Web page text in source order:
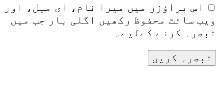
اس براؤزر میں میرا نام، ای میل، اور
ویب سائٹ محفوظ رکھیں اگلی بار جب میں
تبصرہ کرنے کےلیے۔